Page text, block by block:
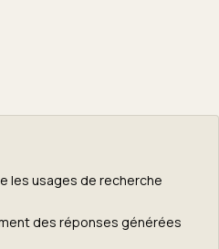
les usages de recherche
des réponses générées